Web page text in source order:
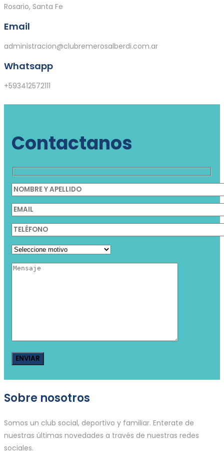
Rosario, Santa Fe
Email
administracion@clubremerosalberdi.com.ar
Whatsapp
+593412572111
Contactanos
Sobre nosotros
Somos un club social, deportivo y familiar. Enterate de
nuestras últimas novedades a través de nuestras redes
sociales.